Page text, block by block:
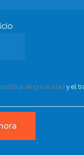
política de privacidad y el